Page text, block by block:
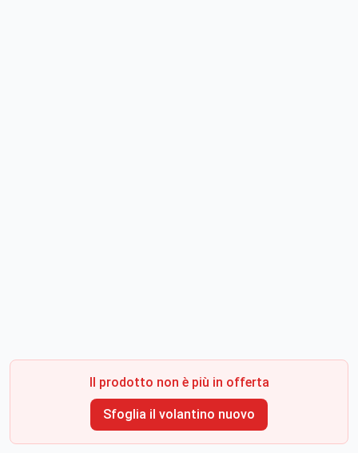
Il prodotto non è più in offerta
Sfoglia il volantino nuovo